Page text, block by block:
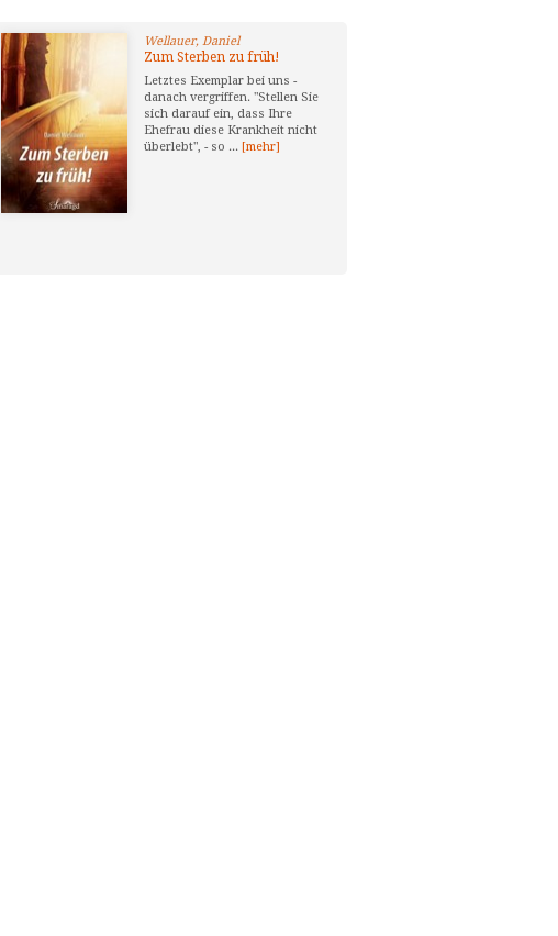
Wellauer, Daniel
Zum Sterben zu früh!
Letztes Exemplar bei uns -
danach vergriffen. "Stellen Sie
sich darauf ein, dass Ihre
Ehefrau diese Krankheit nicht
überlebt", - so ... [mehr]